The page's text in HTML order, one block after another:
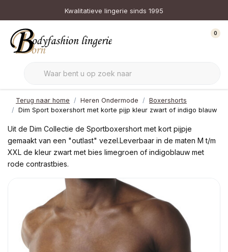
Kwalitatieve lingerie sinds 1995
0
Terug naar home Heren Ondermode
Boxershorts
Dim Sport boxershort met korte pijp kleur zwart of indigo blauw
Uit de Dim Collectie de Sportboxershort met kort pijpje
gemaakt van een "outlast" vezel.Leverbaar in de maten M t/m
XXL de kleur zwart met bies limegroen of indigoblauw met
rode contrastbies.